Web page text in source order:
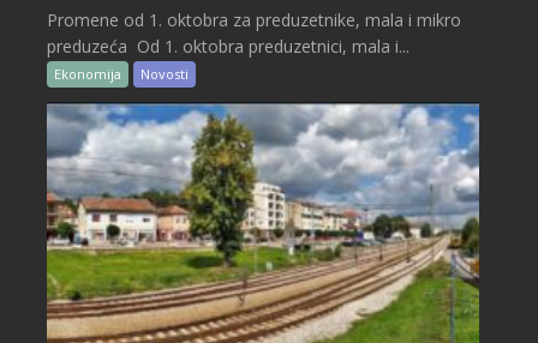
Promene od 1. oktobra za preduzetnike, mala i mikro
preduzeća Od 1. oktobra preduzetnici, mala i...
Ekonomija Novosti